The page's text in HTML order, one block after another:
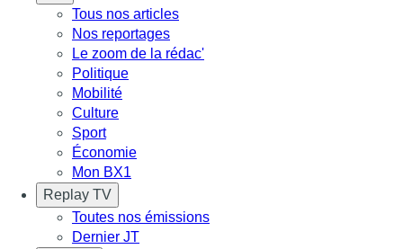
Tous nos articles
Nos reportages
Le zoom de la rédac'
Politique
Mobilité
Culture
Sport
Économie
Mon BX1
Replay TV
Toutes nos émissions
Dernier JT